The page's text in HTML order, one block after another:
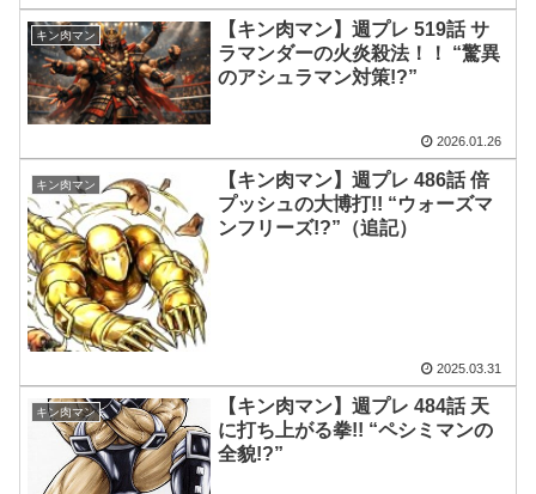
キン肉マン
【キン肉マン】週プレ 519話 サ
ラマンダーの火炎殺法！！ “驚異
のアシュラマン対策!?”
2026.01.26
キン肉マン
【キン肉マン】週プレ 486話 倍
プッシュの大博打!! “ウォーズマ
ンフリーズ!?”（追記）
2025.03.31
キン肉マン
【キン肉マン】週プレ 484話 天
に打ち上がる拳!! “ペシミマンの
全貌!?”